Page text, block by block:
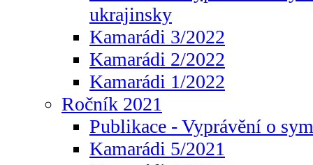
ukrajinsky
Kamarádi 3/2022
Kamarádi 2/2022
Kamarádi 1/2022
Ročník 2021
Publikace - Vyprávění o
Kamarádi 5/2021